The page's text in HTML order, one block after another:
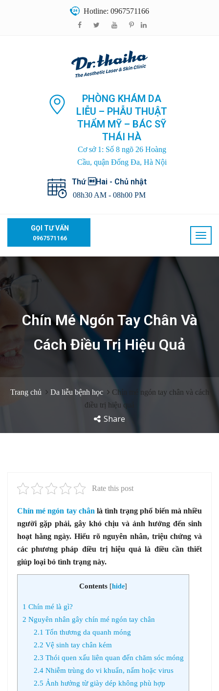
Hotline: 0967571166
PHÒNG KHÁM DA
LIỄU – PHẪU THUẬT
THẨM MỸ – BÁC SỸ
THÁI HÀ
Cơ sở 1: Số 8 ngõ 26 Hoàng
Cầu, quận Đống Đa, Hà Nội
Thứ Hai - Chủ nhật
08h30 AM - 08h00 PM
GỌI TƯ VẤN
0967571166
Chín Mé Ngón Tay Chân Và
Cách Điều Trị Hiệu Quả
Trang chủ Da liễu bệnh học
Chín mé ngón tay chân và cách
điều trị hiệu quả
Share
Rate this post
Chín mé ngón tay chân là tình trạng phổ biến mà nhiều
người gặp phải, gây khó chịu và ảnh hưởng đến sinh
hoạt hằng ngày. Hiểu rõ nguyên nhân, triệu chứng và
các phương pháp điều trị hiệu quả là điều cần thiết
giúp loại bỏ tình trạng này.
Contents [hide]
1 Chín mé là gì?
2 Nguyên nhân gây chín mé ngón tay chân
2.1 Tổn thương da quanh móng
2.2 Vệ sinh tay chân kém
2.3 Thói quen xấu liên quan đến chăm sóc móng
2.4Nhiễm trùng do vi khuẩn, nấm hoặc virus
2.5 Ảnh hưởng từ giày dép không phù hợp